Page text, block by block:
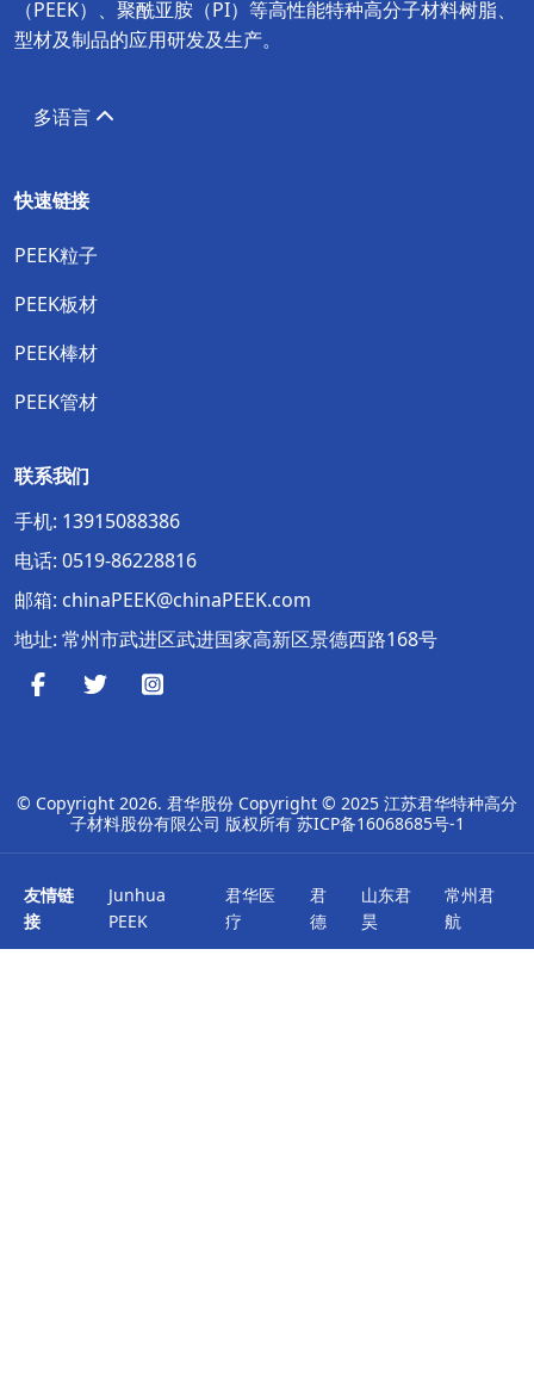
（PEEK）、聚酰亚胺（PI）等高性能特种高分子材料树脂、
型材及制品的应用研发及生产。
多语言
快速链接
PEEK粒子
PEEK板材
PEEK棒材
PEEK管材
联系我们
手机: 13915088386
电话: 0519-86228816
邮箱: chinaPEEK@chinaPEEK.com
地址: 常州市武进区武进国家高新区景德西路168号
© Copyright 2026. 君华股份 Copyright © 2025 江苏君华特种高分
子材料股份有限公司 版权所有 苏ICP备16068685号-1
友情链
接
Junhua
PEEK
君华医
疗
君
德
山东君
昊
常州君
航